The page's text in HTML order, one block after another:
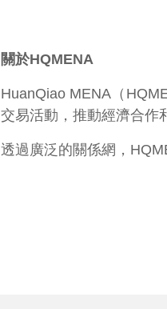
關於HQMENA
HuanQiao MENA（
交易活動，推動經濟合作
透過廣泛的關係網，